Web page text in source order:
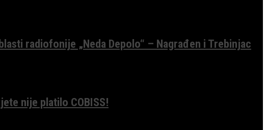
radiofonije „Neda Depolo“ – Nagrađen i Trebinjac
nije platilo COBISS!